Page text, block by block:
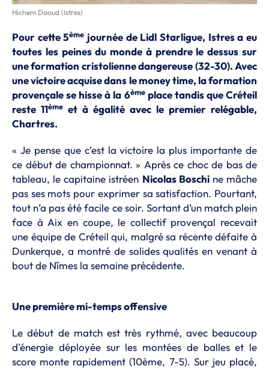
Hichem Daoud (Istres)
Pour cette 5ème journée de Lidl Starligue, Istres a eu
toutes les peines du monde à prendre le dessus sur
une formation cristolienne dangereuse (32-30). Avec
une victoire acquise dans le money time, la formation
provençale se hisse à la 6èmeplace tandis que Créteil
reste 11ème et à égalité avec le premier relégable,
Chartres.
« Je pense que c’est la victoire la plus importante de
ce début de championnat. » Après ce choc de bas de
tableau, le capitaine istréen Nicolas Boschine mâche
pas ses mots pour exprimer sa satisfaction. Pourtant,
tout n’a pas été facile ce soir. Sortant d’un match plein
face à Aix en coupe, le collectif provençal recevait
une équipe de Créteil qui, malgré sa récente défaite à
Dunkerque, a montré de solides qualités en venant à
bout de Nîmes la semaine précédente.
Une première mi-temps offensive
Le début de match est très rythmé, avec beaucoup
d'énergie déployée sur les montées de balles et le
score monte rapidement (10ème, 7-5). Sur jeu placé,